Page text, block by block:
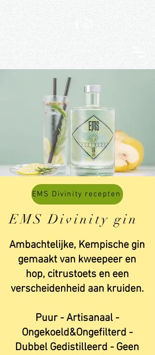
EMS Divinity recepten
EMS Divinity gin
Ambachtelijke, Kempische gin
gemaakt van kweepeer en
hop, citrustoets en een
verscheidenheid aan kruiden.
Puur - Artisanaal -
Ongekoeld&Ongefilterd -
Dubbel Gedistilleerd - Geen